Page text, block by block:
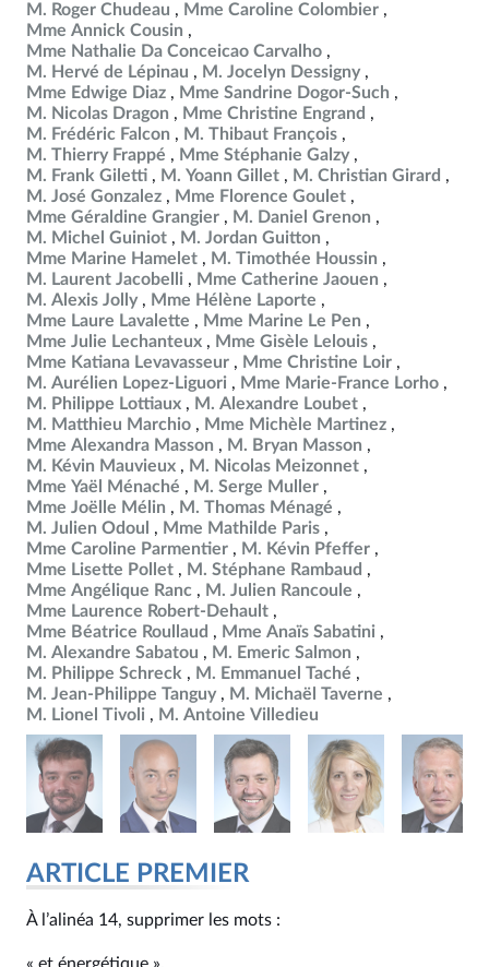
M. Roger Chudeau
Mme Caroline Colombier
Mme Annick Cousin
Mme Nathalie Da Conceicao Carvalho
M. Hervé de Lépinau
M. Jocelyn Dessigny
Mme Edwige Diaz
Mme Sandrine Dogor-Such
M. Nicolas Dragon
Mme Christine Engrand
M. Frédéric Falcon
M. Thibaut François
M. Thierry Frappé
Mme Stéphanie Galzy
M. Frank Giletti
M. Yoann Gillet
M. Christian Girard
M. José Gonzalez
Mme Florence Goulet
Mme Géraldine Grangier
M. Daniel Grenon
M. Michel Guiniot
M. Jordan Guitton
Mme Marine Hamelet
M. Timothée Houssin
M. Laurent Jacobelli
Mme Catherine Jaouen
M. Alexis Jolly
Mme Hélène Laporte
Mme Laure Lavalette
Mme Marine Le Pen
Mme Julie Lechanteux
Mme Gisèle Lelouis
Mme Katiana Levavasseur
Mme Christine Loir
M. Aurélien Lopez-Liguori
Mme Marie-France Lorho
M. Philippe Lottiaux
M. Alexandre Loubet
M. Matthieu Marchio
Mme Michèle Martinez
Mme Alexandra Masson
M. Bryan Masson
M. Kévin Mauvieux
M. Nicolas Meizonnet
Mme Yaël Ménaché
M. Serge Muller
Mme Joëlle Mélin
M. Thomas Ménagé
M. Julien Odoul
Mme Mathilde Paris
Mme Caroline Parmentier
M. Kévin Pfeffer
Mme Lisette Pollet
M. Stéphane Rambaud
Mme Angélique Ranc
M. Julien Rancoule
Mme Laurence Robert-Dehault
Mme Béatrice Roullaud
Mme Anaïs Sabatini
M. Alexandre Sabatou
M. Emeric Salmon
M. Philippe Schreck
M. Emmanuel Taché
M. Jean-Philippe Tanguy
M. Michaël Taverne
M. Lionel Tivoli
M. Antoine Villedieu
ARTICLE PREMIER
À l’alinéa 14, supprimer les mots :